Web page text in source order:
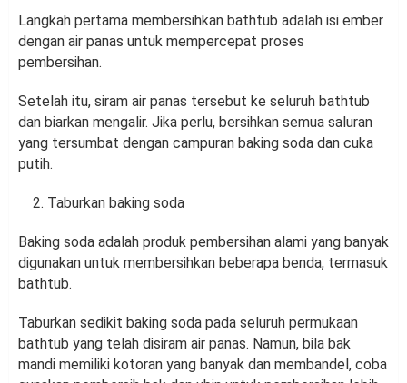
Langkah pertama membersihkan bathtub adalah isi ember
dengan air panas untuk mempercepat proses
pembersihan.
Setelah itu, siram air panas tersebut ke seluruh bathtub
dan biarkan mengalir. Jika perlu, bersihkan semua saluran
yang tersumbat dengan campuran baking soda dan cuka
putih.
Taburkan baking soda
Baking soda adalah produk pembersihan alami yang banyak
digunakan untuk membersihkan beberapa benda, termasuk
bathtub.
Taburkan sedikit baking soda pada seluruh permukaan
bathtub yang telah disiram air panas. Namun, bila bak
mandi memiliki kotoran yang banyak dan membandel, coba